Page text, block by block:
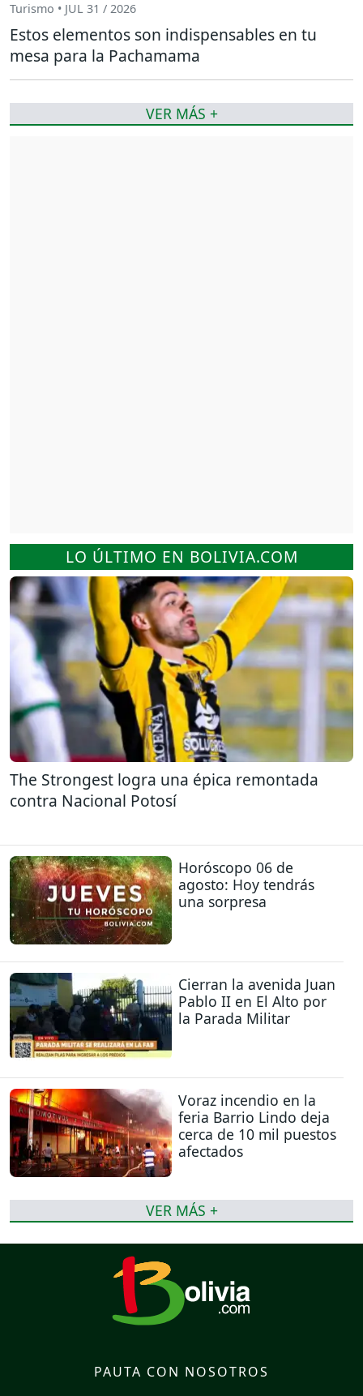
LO ÚLTIMO EN BOLIVIA.COM
The Strongest logra una épica remontada
contra Nacional Potosí
Horóscopo 06 de
agosto: Hoy tendrás
una sorpresa
Cierran la avenida Juan
Pablo II en El Alto por
la Parada Militar
Voraz incendio en la
feria Barrio Lindo deja
cerca de 10 mil puestos
afectados
VER MÁS +
Turismo • JUL 31 / 2026
Estos elementos son indispensables en tu
mesa para la Pachamama
VER MÁS +
PAUTA CON NOSOTROS